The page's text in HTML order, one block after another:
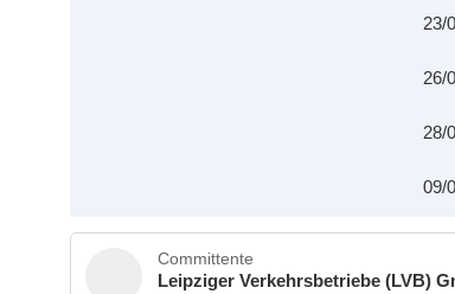
23/
26/
28/
09/
Committente
Leipziger Verkehrsbetriebe (LVB)